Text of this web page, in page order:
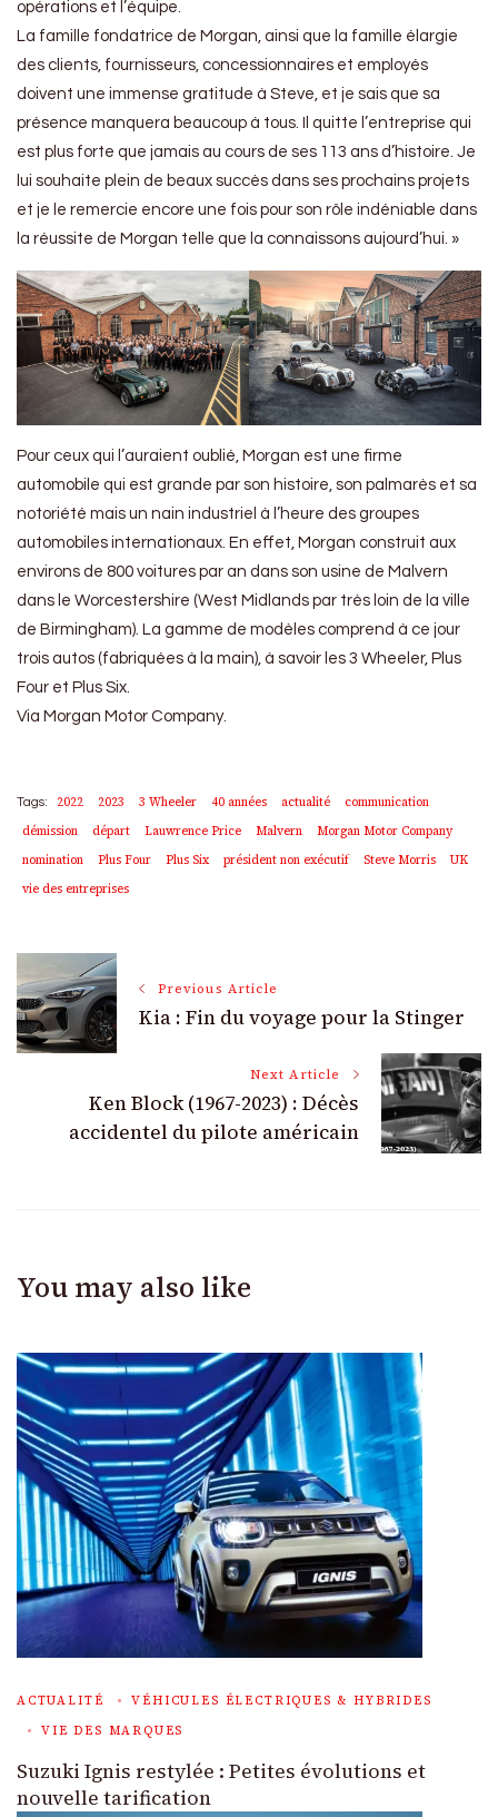
opérations et l’équipe.
La famille fondatrice de Morgan, ainsi que la famille élargie
des clients, fournisseurs, concessionnaires et employés
doivent une immense gratitude à Steve, et je sais que sa
présence manquera beaucoup à tous. Il quitte l’entreprise qui
est plus forte que jamais au cours de ses 113 ans d’histoire. Je
lui souhaite plein de beaux succès dans ses prochains projets
et je le remercie encore une fois pour son rôle indéniable dans
la réussite de Morgan telle que la connaissons aujourd’hui. »
Pour ceux qui l’auraient oublié, Morgan est une firme
automobile qui est grande par son histoire, son palmarès et sa
notoriété mais un nain industriel à l’heure des groupes
automobiles internationaux. En effet, Morgan construit aux
environs de 800 voitures par an dans son usine de Malvern
dans le Worcestershire (West Midlands par très loin de la ville
de Birmingham). La gamme de modèles comprend à ce jour
trois autos (fabriquées à la main), à savoir les 3 Wheeler, Plus
Four et Plus Six.
Via Morgan Motor Company.
Tags: 2022 2023 3 Wheeler 40 années actualité
communication
démission
départ Lauwrence Price Malvern
Morgan Motor Company
nomination
Plus Four Plus Six président non exécutif Steve Morris
UK
vie des entreprises
Post
Navigation
Previous Article
Kia : Fin du voyage pour la Stinger
Next Article
Ken Block (1967-2023) : Décès
accidentel du pilote américain
You may also like
ACTUALITÉ
VÉHICULES ÉLECTRIQUES & HYBRIDES
VIE DES MARQUES
Suzuki Ignis restylée : Petites évolutions et
nouvelle tarification